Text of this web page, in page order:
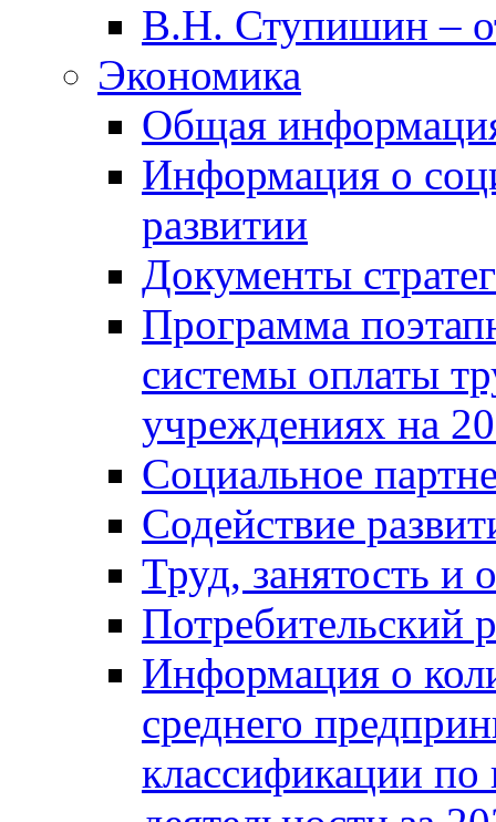
В.Н. Ступишин –
Экономика
Общая
Информация о
развитии
Документы
Программа
системы оплаты
учреждениях на
Социальное
Содействие
Труд, занятость и
Потребительский
Информация о
среднего
классификации